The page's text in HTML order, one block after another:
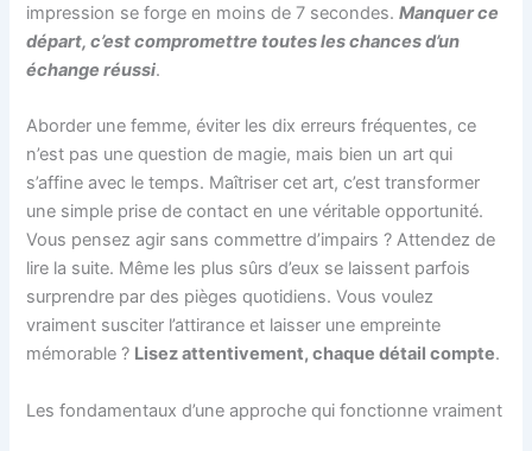
impression se forge en moins de 7 secondes.Manquer ce
départ, c’est compromettre toutes les chances d’un
échange réussi.
Aborder une femme, éviter les dix erreurs fréquentes, ce
n’est pas une question de magie, mais bien un art qui
s’affine avec le temps. Maîtriser cet art, c’est transformer
une simple prise de contact en une véritable opportunité.
Vous pensez agir sans commettre d’impairs ? Attendez de
lire la suite. Même les plus sûrs d’eux se laissent parfois
surprendre par des pièges quotidiens. Vous voulez
vraiment susciter l’attirance et laisser une empreinte
mémorable ? Lisez attentivement, chaque détail compte.
Les fondamentaux d’une approche qui fonctionne vraiment